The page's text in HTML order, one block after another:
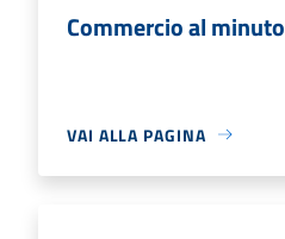
Commercio al minuto
VAI ALLA PAGINA